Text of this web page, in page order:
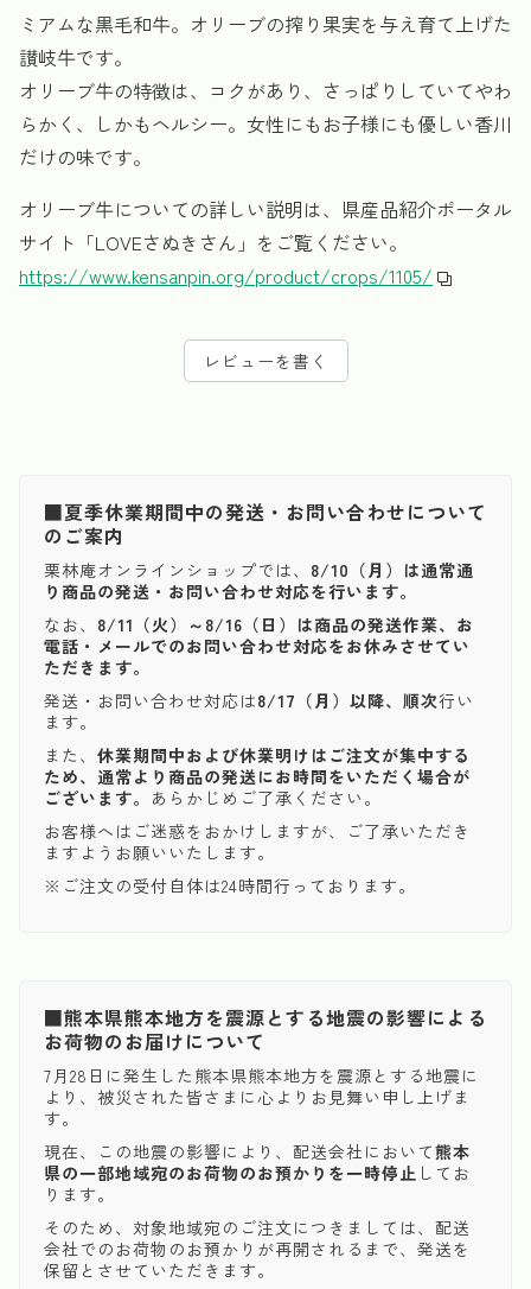
ミアムな黒毛和牛。オリーブの搾り果実を与え育て上げた
讃岐牛です。
オリーブ牛の特徴は、コクがあり、さっぱりしていてやわ
らかく、しかもヘルシー。女性にもお子様にも優しい香川
だけの味です。
オリーブ牛についての詳しい説明は、県産品紹介ポータル
サイト「LOVEさぬきさん」をご覧ください。
https://www.kensanpin.org/product/crops/1105/
レビューを書く
■夏季休業期間中の発送・お問い合わせについて
のご案内
栗林庵オンラインショップでは、 8/10（月）は通常通
り商品の発送・お問い合わせ対応を行います。
なお、 8/11（火）～8/16（日）は商品の発送作業、お
電話・メールでのお問い合わせ対応をお休みさせてい
ただきます。
発送・お問い合わせ対応は8/17（月）以降、順次行い
ます。
また、 休業期間中および休業明けはご注文が集中する
ため、通常より商品の発送にお時間をいただく場合が
ございます。 あらかじめご了承ください。
お客様へはご迷惑をおかけしますが、ご了承いただき
ますようお願いいたします。
※ご注文の受付自体は24時間行っております。
■熊本県熊本地方を震源とする地震の影響による
お荷物のお届けについて
7月28日に発生した熊本県熊本地方を震源とする地震に
より、被災された皆さまに心よりお見舞い申し上げま
す。
現在、この地震の影響により、配送会社において熊本
県の一部地域宛のお荷物のお預かりを一時停止 してお
ります。
そのため、対象地域宛のご注文につきましては、配送
会社でのお荷物のお預かりが再開されるまで、発送を
保留とさせていただきます。